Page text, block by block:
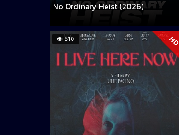
No Ordinary Heist (2026)
510 HD